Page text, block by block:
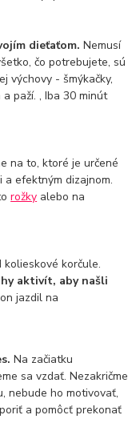
dieťaťom.Nemusí
čo potrebujete, sú
výchovy - šmýkačky,
paží. , Iba 30 minút
na to, ktoré je určené
efektným dizajnom.
rožky alebo na
korčule.
aktivít, aby našli
jazdil na
Na začiatku
sa vzdať. Nezakričme
nebude ho motivovať,
a pomôcť prekonať